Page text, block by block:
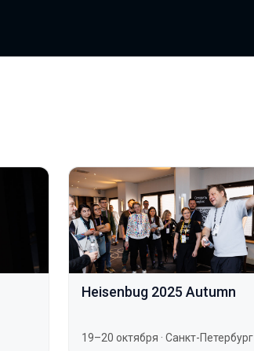
Heisenbug 2025 Autumn
19–20 октября · Санкт-Петербург